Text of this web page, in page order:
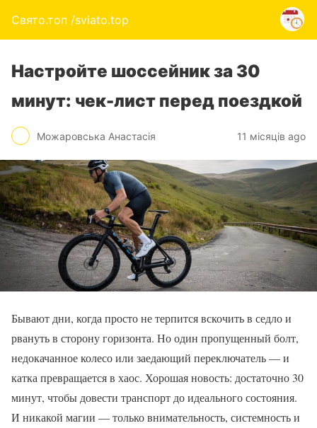
Свято.топ /sviato.top
Настройте шоссейник за 30
минут: чек-лист перед поездкой
Можаровська Анастасія 11 місяців ago
Бывают дни, когда просто не терпится вскочить в седло и
рвануть в сторону горизонта. Но один пропущенный болт,
недокачанное колесо или заедающий переключатель — и
катка превращается в хаос. Хорошая новость: достаточно 30
минут, чтобы довести транспорт до идеального состояния.
И никакой магии — только внимательность, системность и